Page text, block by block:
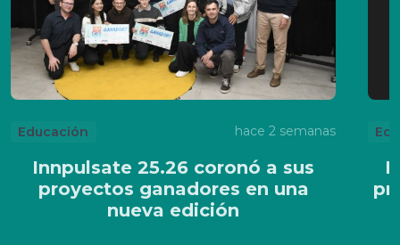
Educación hace 2 semanas
Innpulsate 25.26 coronó a sus
proyectos ganadores en una
nueva edición